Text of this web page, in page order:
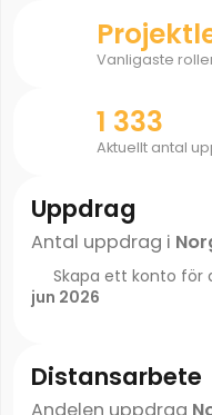
Vanligaste
1 333
Aktuellt antal
Uppdrag
Antal uppdrag i
Skapa ett konto för
jun 2026
Distansarbete
Andelen uppdrag